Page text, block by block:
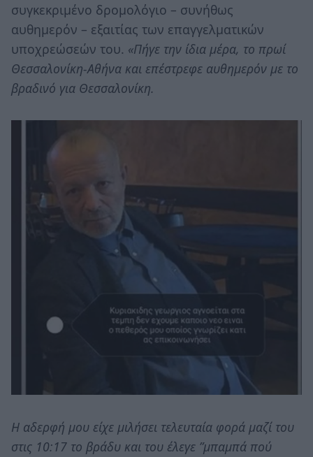
συγκεκριμένο δρομολόγιο – συνήθως
αυθημερόν – εξαιτίας των επαγγελματικών
υποχρεώσεών του. «Πήγε την ίδια μέρα, το πρωί
Θεσσαλονίκη-Αθήνα και επέστρεφε αυθημερόν με το
βραδινό για Θεσσαλονίκη.
Η αδερφή μου είχε μιλήσει τελευταία φορά μαζί του
στις 10:17 το βράδυ και του έλεγε ”μπαμπά πού